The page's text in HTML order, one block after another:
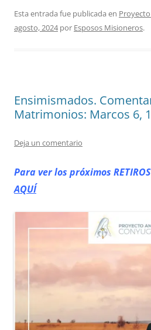
Esta entrada fue publicada en
agosto, 2024por Esposos Misioneros.
Ensimismados.
Matrimonios: Marcos 6,
Deja un comentario
Para ver los próximos RETIROS
AQUÍ